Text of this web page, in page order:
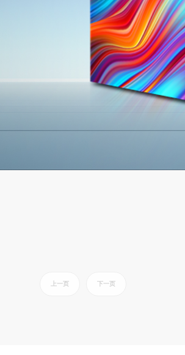
上一页 下一页